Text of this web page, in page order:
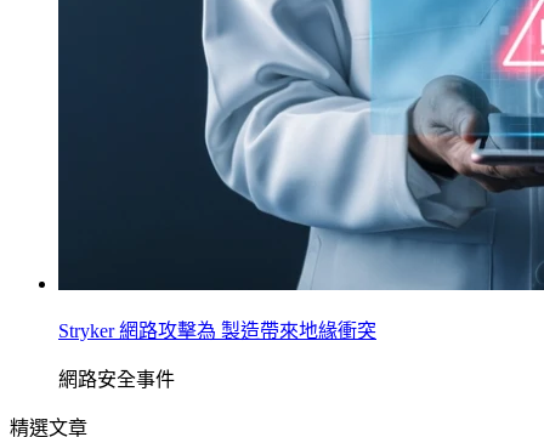
Stryker 網路攻擊為 製造帶來地緣衝突
網路安全事件
精選文章